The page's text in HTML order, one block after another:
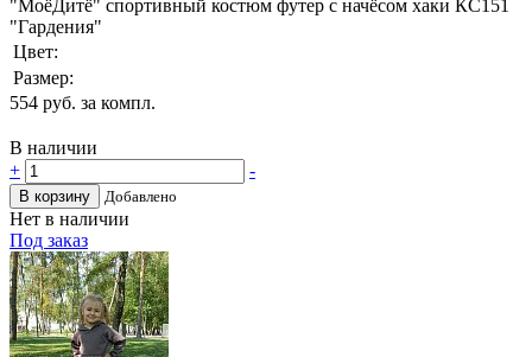
"МоёДитё" спортивный костюм футер с начёсом хаки КС151
"Гардения"
Цвет:
Размер:
554 руб. за компл.
В наличии
+
-
В корзину Добавлено
Нет в наличии
Под заказ